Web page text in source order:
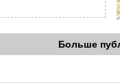
Больше